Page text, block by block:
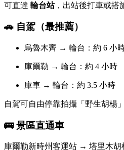
可直達 輪台站，出站後打車或搭
🚗 自駕（最推薦）
烏魯木齊 → 輪台：約 6 小
庫爾勒 → 輪台：約 4 小時
庫車 → 輪台：約 3.5 小時
自駕可自由停靠拍攝「野生胡楊
🚌 景區直通車
庫爾勒新時州客運站 → 塔里木胡